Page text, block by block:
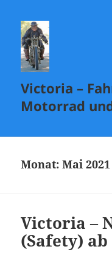
Victoria –
Motorrad
Monat:Mai 2021
Victoria –
(Safety)